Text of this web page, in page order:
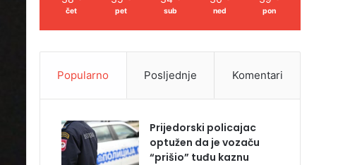
čet pet sub ned pon
Popularno Posljednje Komentari
Prijedorski policajac
optužen da je vozaču
“prišio” tuđu kaznu